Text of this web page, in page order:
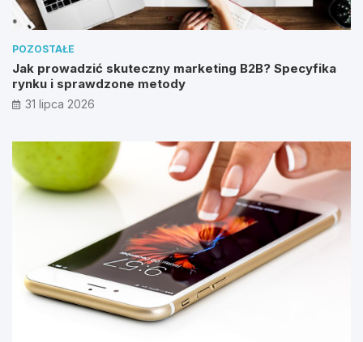
POZOSTAŁE
Jak prowadzić skuteczny marketing B2B? Specyfika
rynku i sprawdzone metody
31 lipca 2026